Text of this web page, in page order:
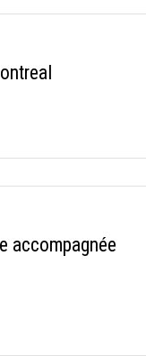
accompagnée